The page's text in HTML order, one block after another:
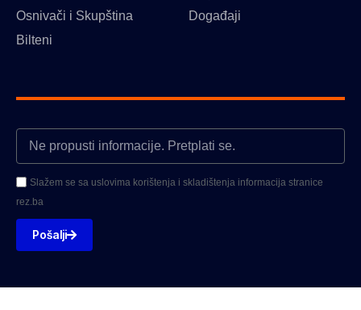
Osnivači i Skupština
Bilteni
Događaji
Slažem se sa uslovima korištenja i skladištenja informacija stranice
rez.ba
Pošalji